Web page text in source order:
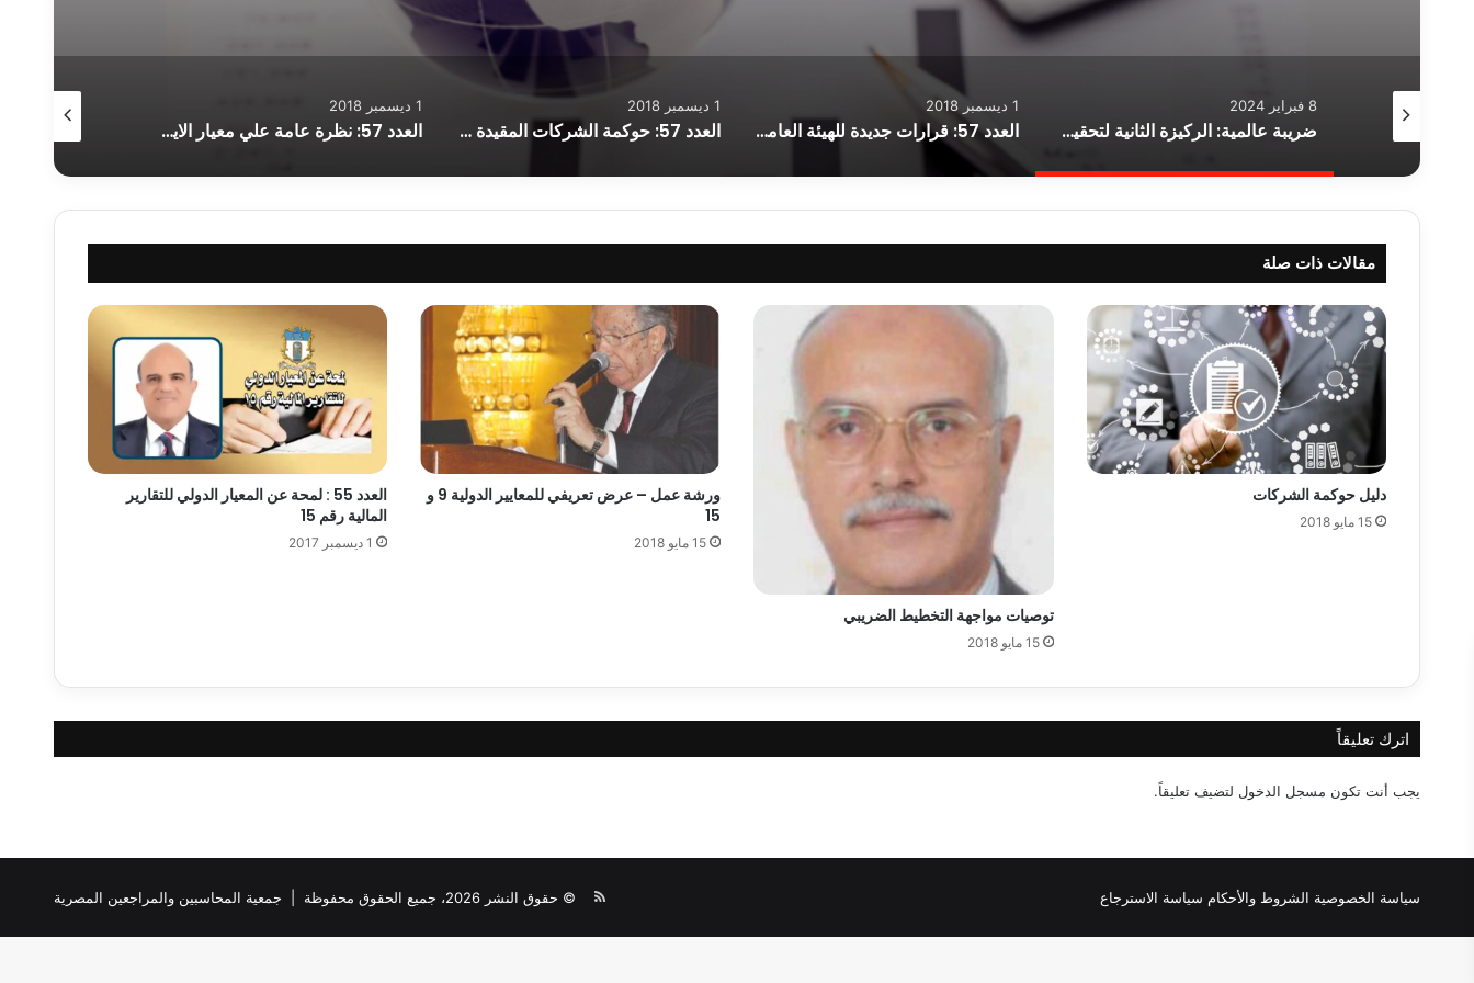
8 فبراير 2024
ضريبة عالمية: الركيزة الثانية لتحقيق العدالة الضريبية
1 ديسمبر 2018
العدد 57: قرارات جديدة للهيئة العامة للرقابة المالية
1 ديسمبر 2018
العدد 57: حوكمة الشركات المقيدة في البورصة المصرية حصاد عام 2018
1 ديسمبر 2018
العدد 57: نظرة عامة علي معيار الايراد
مقالات ذات صلة
دليل حوكمة الشركات
15 مايو 2018
توصيات مواجهة التخطيط الضريبي
15 مايو 2018
ورشة عمل – عرض تعريفي للمعايير الدولية 9 و
15
15 مايو 2018
العدد 55 : لمحة عن المعيار الدولي للتقارير
المالية رقم 15
1 ديسمبر 2017
اترك تعليقاً
يجب أنت تكون مسجل الدخول لتضيف تعليقاً.
سياسة الخصوصية الشروط والأحكام سياسة الاسترجاع © حقوق النشر 2026، جميع الحقوق محفوظة | جمعية المحاسبين والمراجعين المصرية